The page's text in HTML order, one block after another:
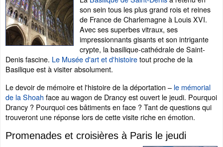
son sein tous les plus grand rois et reines
de France de Charlemagne à Louis XVI.
Avec ses superbes vitraux, ses
impressionnants gisants et son intrigante
crypte, la basilique-cathédrale de Saint-
Denis fascine. Le Musée d'art et d'histoiretout proche de la
Basilique est à visiter absolument.
Le devoir de mémoire et l'histoire de la déportation – le mémorial
de la Shoah face au wagon de Drancy est ouvert le jeudi. Pourquoi
Drancy ? Pourquoi ces bâtiments en face ? Tant de questions qui
trouveront une réponse lors de cette visite riche en émotion.
Promenades et croisières à Paris le jeudi